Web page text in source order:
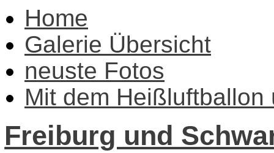
Home
Galerie Übersicht
neuste Fotos
Mit dem Heißluftballon
Freiburg und